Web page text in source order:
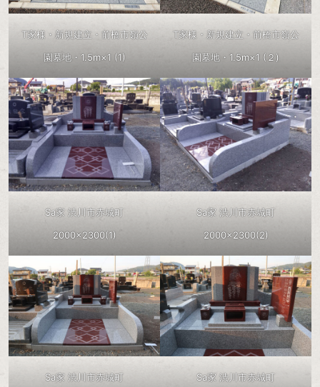
T家様・新規建立・前橋市嶺公
園墓地・1.5m×1 (1)
T家様・新規建立・前橋市嶺公
園墓地・1.5m×1 (２)
Sa家 渋川市赤城町
2000×2300(1)
Sa家 渋川市赤城町
2000×2300(2)
Sa家 渋川市赤城町
Sa家 渋川市赤城町